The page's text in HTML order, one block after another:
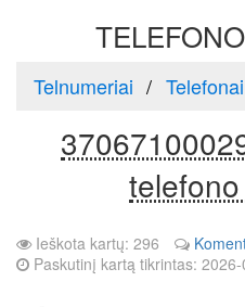
Telnumeriai Telefonai
Ieškota kartų: 296
Paskutinį kartą tikrintas: